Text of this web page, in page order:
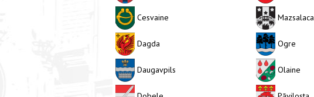
Cesvaine
Dagda
Daugavpils
Mazsalaca
Ogre
Olaine